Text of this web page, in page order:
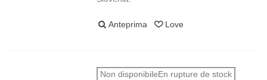
Anteprima Love
Non disponibileEn rupture de stock